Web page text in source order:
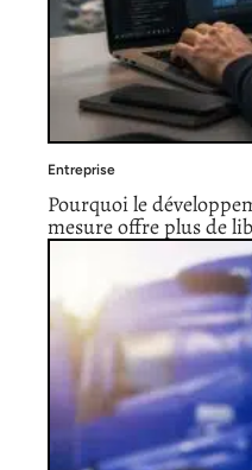
Entreprise
Pourquoi le
mesure offre plus de